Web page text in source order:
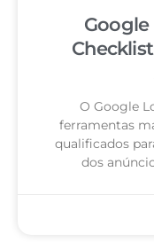
Google
O Google
ferramentas
qualificados
dos